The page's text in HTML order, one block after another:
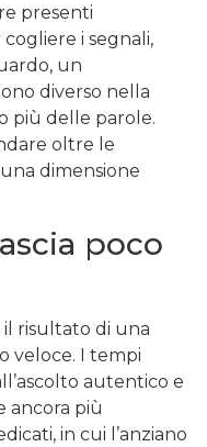
presenti
i segnali,
un
diverso nella
più delle parole.
oltre le
dimensione
poco
il risultato di una
veloce. I tempi
autentico e
ancora più
in cui l’anziano